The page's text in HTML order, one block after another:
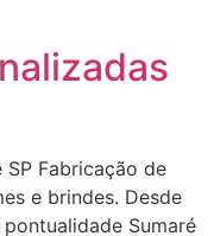
SP Fabricação de
e brindes. Desde
Sumaré